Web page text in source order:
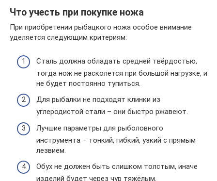
Что учесть при покупке ножа
При приобретении рыбацкого ножа особое внимание
уделяется следующим критериям:
Сталь должна обладать средней твёрдостью,
тогда нож не расколется при большой нагрузке, и
не будет постоянно тупиться.
Для рыбалки не подходят клинки из
углеродистой стали – они быстро ржавеют.
Лучшие параметры для рыболовного
инструмента – тонкий, гибкий, узкий с прямым
лезвием.
Обух не должен быть слишком толстым, иначе
изделий будет через чур тяжёлым.